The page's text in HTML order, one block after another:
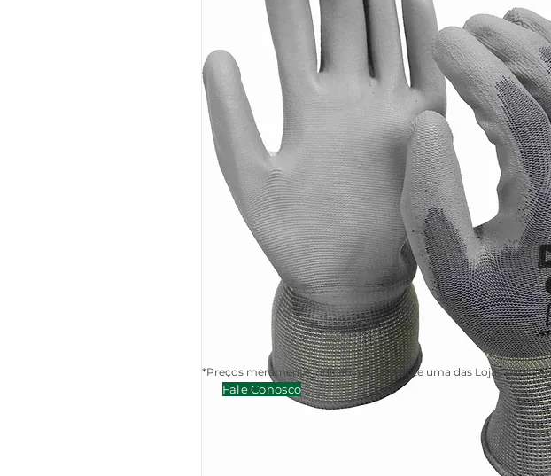
*Preços meramente indicativos, contacte uma das Lojas para
Fale Conosco